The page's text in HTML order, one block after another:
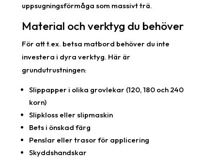
uppsugningsförmåga som massivt trä.
Material och verktyg du behöver
För att t.ex. betsa matbord behöver du inte
investera i dyra verktyg. Här är
grundutrustningen:
Slippapper i olika grovlekar (120, 180 och 240
korn)
Slipkloss eller slipmaskin
Bets i önskad färg
Penslar eller trasor för applicering
Skyddshandskar